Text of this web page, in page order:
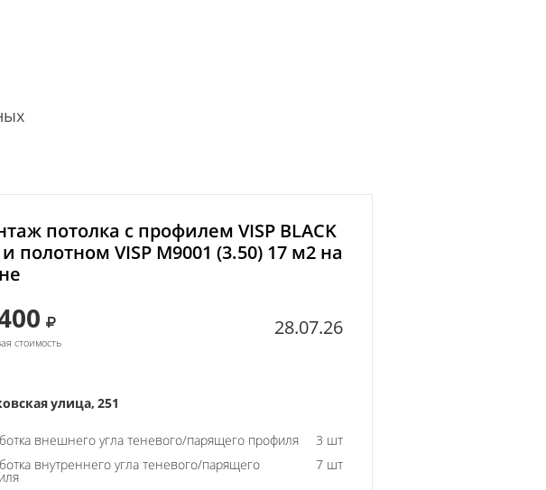
потолка с профилем VISP BLACK
полотном VISP M9001 (3.50) 17 м2 на
стоимость
28.07.26
улица, 251
внешнего угла теневого/парящего профиля
3 шт
внутреннего угла теневого/парящего
7 шт